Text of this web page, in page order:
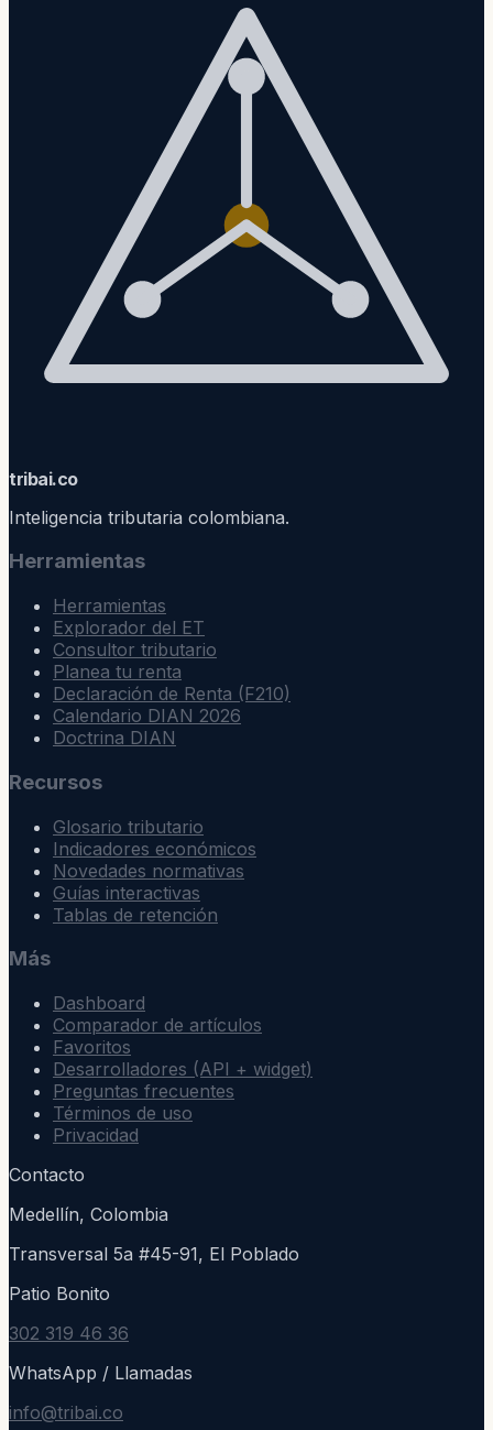
tribai.co
Inteligencia tributaria colombiana.
Herramientas
Herramientas
Explorador del ET
Consultor tributario
Planea tu renta
Declaración de Renta (F210)
Calendario DIAN 2026
Doctrina DIAN
Recursos
Glosario tributario
Indicadores económicos
Novedades normativas
Guías interactivas
Tablas de retención
Más
Dashboard
Comparador de artículos
Favoritos
Desarrolladores (API + widget)
Preguntas frecuentes
Términos de uso
Privacidad
Contacto
Medellín, Colombia
Transversal 5a #45-91, El Poblado
Patio Bonito
302 319 46 36
WhatsApp / Llamadas
info@tribai.co